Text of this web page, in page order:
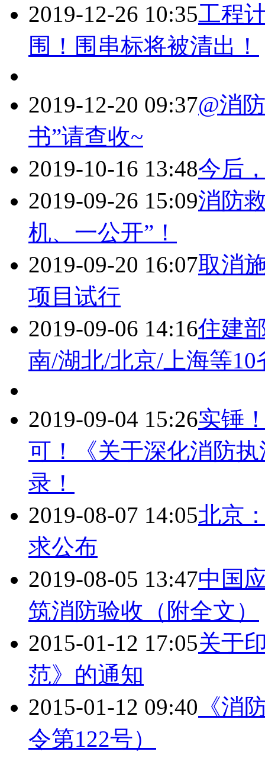
2019-12-26 10:35工程
围！围串标将被清出！
2019-12-20 09:37@消
书”请查收~
2019-10-16 13:48今后
2019-09-26 15:09消防
机、一公开”！
2019-09-20 16:07取消
项目试行
2019-09-06 14:16住建
南/湖北/北京/上海等
2019-09-04 15:26实锤
可！《关于深化消防
录！
2019-08-07 14:05北京
求公布
2019-08-05 13:47中国
筑消防验收（附全文）
2015-01-12 17:05关于
范》的通知
2015-01-12 09:40 《消
令第122号）